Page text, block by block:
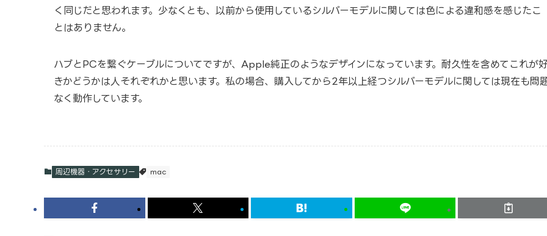
く同じだと思われます。少なくとも、以前から使用しているシルバーモデルに関しては色による違和感を感じたこ
とはありません。
ハブとPCを繋ぐケーブルについてですが、Apple純正のようなデザインになっています。耐久性を含めてこれが
きかどうかは人それぞれかと思います。私の場合、購入してから2年以上経つシルバーモデルに関しては現在も問
なく動作しています。
周辺機器・アクセサリー mac